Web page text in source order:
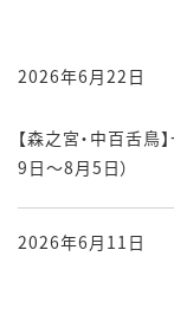
2026年6月22日
【森之宮・中百舌鳥
9日～8月5日）
2026年6月11日